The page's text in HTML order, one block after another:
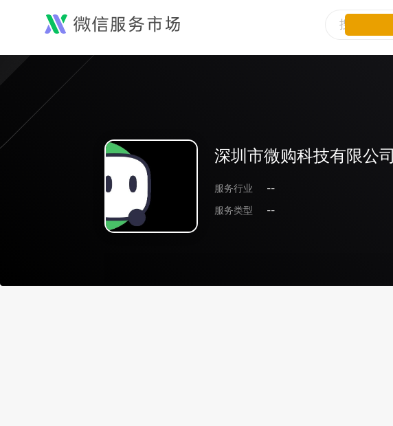
深圳市微购科技有限公司
服务行业
--
服务类型
--